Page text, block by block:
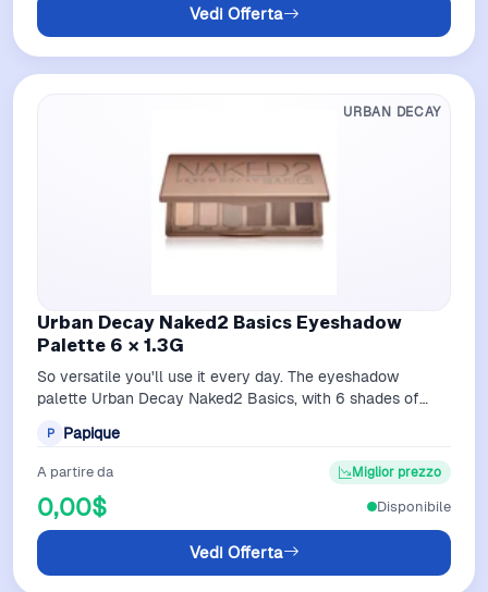
Vedi Offerta
URBAN DECAY
Urban Decay Naked2 Basics Eyeshadow
Palette 6 X 1.3G
So versatile you'll use it every day. The eyeshadow
palette Urban Decay Naked2 Basics, with 6 shades of
P Papique
A partire da
0,00$
Miglior prezzo
Vedi Offerta
Disponibile